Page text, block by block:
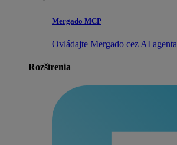
Mergado MCP
Ovládajte Mergado cez AI agenta
Rozšírenia